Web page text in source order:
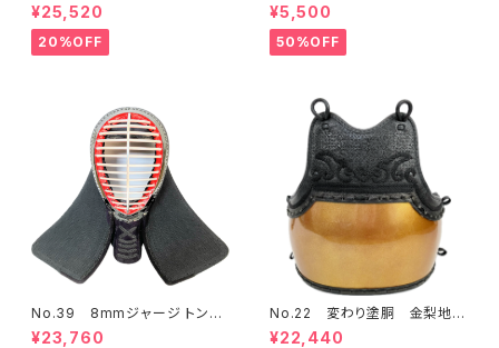
ー50本型L 一般用L
¥25,520
20%OFF
刺 少年用甲手
¥5,500
50%OFF
No.39 8mmジャージ トンボ
エア 面 71㎝
¥23,760
No.22 変わり塗胴 金梨地
少年用
¥22,440